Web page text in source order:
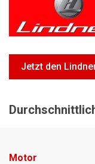
Jetzt den
Motor